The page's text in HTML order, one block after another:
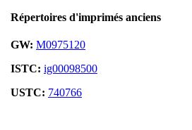
Répertoires d'imprimés anciens
GW: M0975120
ISTC: ig00098500
USTC: 740766